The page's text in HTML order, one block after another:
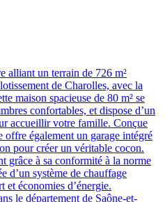
alliant un terrain de 726 m²
de Charolles, avec la
maison spacieuse de 80 m² se
confortables, et dispose d’un
accueillir votre famille. Conçue
offre également un garage intégré
pour créer un véritable cocon.
grâce à sa conformité à la norme
d’un système de chauffage
et économies d’énergie.
le département de Saône-et-